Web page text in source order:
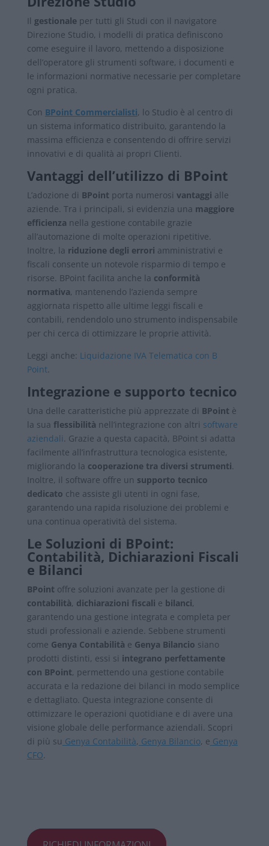
Il gestionaleper tutti gli Studi con il navigatore
Direzione Studio, i modelli di pratica definiscono
come eseguire il lavoro, mettendo a disposizione
dell’operatore gli strumenti software, i documenti e
le informazioni normative necessarie per completare
ogni pratica.
Con BPoint Commercialisti, lo Studio è al centro di
un sistema informatico distribuito, garantendo la
massima efficienza e consentendo di offrire servizi
innovativi e di qualità ai propri Clienti.
Vantaggi dell’utilizzo di BPoint
L’adozione di BPoint porta numerosi vantaggi alle
aziende. Tra i principali, si evidenzia una maggiore
efficienza nella gestione contabile grazie
all’automazione di molte operazioni ripetitive.
Inoltre, la riduzione degli errori amministrativi e
fiscali consente un notevole risparmio di tempo e
risorse. BPoint facilita anche la conformità
normativa, mantenendo l’azienda sempre
aggiornata rispetto alle ultime leggi fiscali e
contabili, rendendolo uno strumento indispensabile
per chi cerca di ottimizzare le proprie attività.
Leggi anche: Liquidazione IVA Telematica con B
Point.
Integrazione e supporto tecnico
Una delle caratteristiche più apprezzate di BPoint è
la sua flessibilità nell’integrazione con altri software
aziendali. Grazie a questa capacità, BPoint si adatta
facilmente all’infrastruttura tecnologica esistente,
migliorando la cooperazione tra diversi strumenti.
Inoltre, il software offre un supporto tecnico
dedicato che assiste gli utenti in ogni fase,
garantendo una rapida risoluzione dei problemi e
una continua operatività del sistema.
Le Soluzioni di BPoint:
Contabilità, Dichiarazioni Fiscali
e Bilanci
BPoint offre soluzioni avanzate per la gestione di
contabilità, dichiarazioni fiscali e bilanci,
garantendo una gestione integrata e completa per
studi professionali e aziende. Sebbene strumenti
come Genya Contabilità e Genya Bilancio siano
prodotti distinti, essi si integrano perfettamente
con BPoint, permettendo una gestione contabile
accurata e la redazione dei bilanci in modo semplice
e dettagliato. Questa integrazione consente di
ottimizzare le operazioni quotidiane e di avere una
visione globale delle performance aziendali. Scopri
di più su Genya Contabilità, Genya Bilancio, e Genya
CFO.